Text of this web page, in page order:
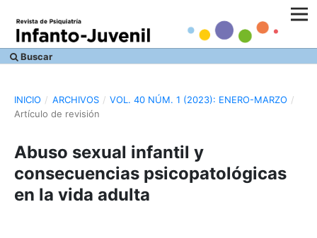
Buscar
INICIO / ARCHIVOS / VOL. 40 NÚM. 1 (2023): ENERO-MARZO /
Artículo de revisión
Abuso sexual infantil y
consecuencias psicopatológicas
en la vida adulta